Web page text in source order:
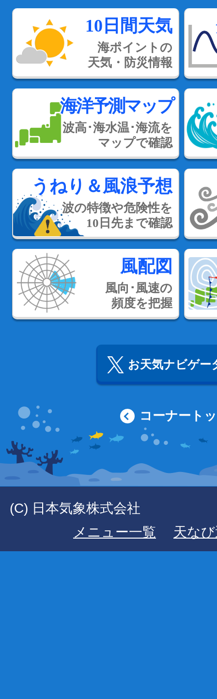
10日間天気
海ポイントの
天気・防災情報
海洋予測マップ
波高･海水温･海流を
マップで確認
うねり＆風浪予想
波の特徴や危険性を
10日先まで確認
風配図
風向･風速の
頻度を把握
お天気ナビゲー
コーナート
(C) 日本気象株式会社
メニュー一覧
天な